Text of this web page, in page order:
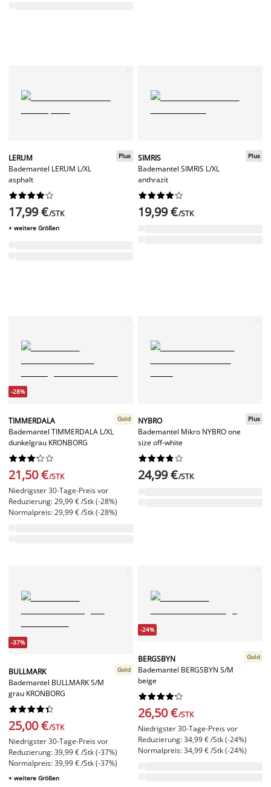
LERUM
Bademantel LERUM L/XL
asphalt
Plus






17,99 €/STK
+ weitere Größen
SIMRIS
Bademantel SIMRIS L/XL
anthrazit
Plus






19,99 €/STK
-28%
TIMMERDALA
Bademantel TIMMERDALA L/XL
dunkelgrau KRONBORG
Gold






21,50 €/STK
Niedrigster 30-Tage-Preis vor
Reduzierung: 29,99 € /Stk (-28%)
Normalpreis: 29,99 € /Stk (-28%)
NYBRO
Bademantel Mikro NYBRO one
size off-white
Plus






24,99 €/STK
-37%
BULLMARK
Bademantel BULLMARK S/M
grau KRONBORG
Gold






25,00 €/STK
Niedrigster 30-Tage-Preis vor
Reduzierung: 39,99 € /Stk (-37%)
Normalpreis: 39,99 € /Stk (-37%)
+ weitere Größen
-24%
BERGSBYN
Bademantel BERGSBYN S/M
beige
Gold






26,50 €/STK
Niedrigster 30-Tage-Preis vor
Reduzierung: 34,99 € /Stk (-24%)
Normalpreis: 34,99 € /Stk (-24%)